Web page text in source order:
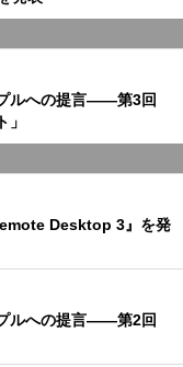
ルへの提言――第3回
」
Desktop 3』を発
ルへの提言――第2回